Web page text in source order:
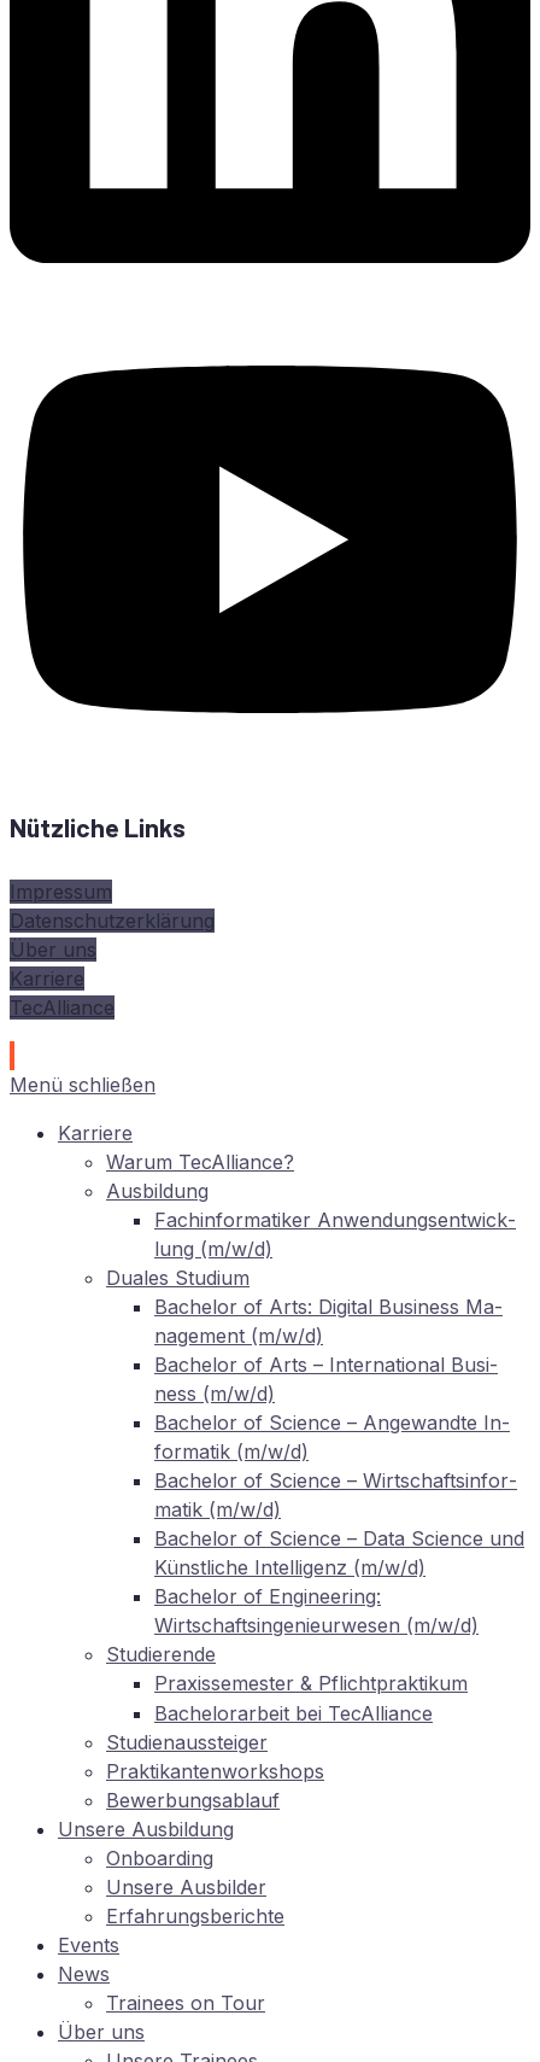
Nützliche Links
Impressum
Datenschutzerklärung
Über uns
Karriere
TecAlliance
Menü schließen
Kar­rie­re
War­um TecAlliance?
Aus­bil­dung
Fach­in­for­ma­ti­ker An­wen­dungs­ent­wick­
lung (m/w/d)
Dua­les Studium
Ba­che­lor of Arts: Di­gi­tal Busi­ness Ma­
nage­ment (m/w/d)
Ba­che­lor of Arts – In­ter­na­tio­nal Busi­
ness (m/w/d)
Ba­che­lor of Sci­ence – An­ge­wand­te In­
for­ma­tik (m/w/d)
Ba­che­lor of Sci­ence – Wirt­schafts­in­for­
ma­tik (m/w/d)
Ba­che­lor of Sci­ence – Data Sci­ence und
Künst­li­che In­tel­li­genz (m/w/d)
Ba­che­lor of En­gi­nee­ring:
Wirtschaftsingenieurwesen (m/w/d)
Stu­die­ren­de
Pra­xis­se­mes­ter & Pflichtpraktikum
Ba­che­lor­ar­beit bei TecAlliance
Stu­di­en­aus­stei­ger
Prak­ti­kan­ten­work­shops
Be­wer­bungs­ab­lauf
Un­se­re Ausbildung
On­boar­ding
Un­se­re Ausbilder
Er­fah­rungs­be­rich­te
Events
News
Trai­nees on Tour
Über uns